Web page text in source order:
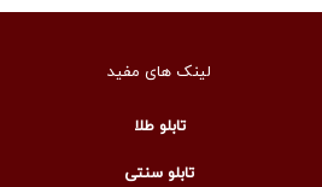
لینک های مفید
تابلو طلا
تابلو سنتی